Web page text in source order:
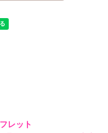
レット